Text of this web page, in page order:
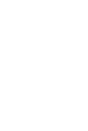
AKM i GS-40